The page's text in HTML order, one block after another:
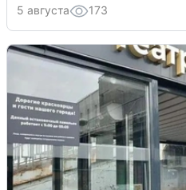
5 августа 173